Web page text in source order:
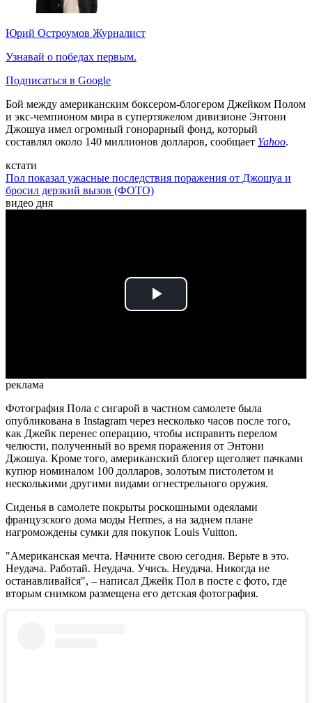
Юрий Остроумов Журналист
Узнавай о победах первым.
Подписаться в Google
Бой между американским боксером-блогером Джейком Полом
и экс-чемпионом мира в супертяжелом дивизионе Энтони
Джошуа имел огромный гонорарный фонд, который
составлял около 140 миллионов долларов, сообщает Yahoo.
кстати
Пол показал ужасные последствия поражения от Джошуа и
бросил дерзкий вызов (ФОТО)
видео дня
Play
реклама
Фотография Пола с сигарой в частном самолете была
опубликована в Instagram через несколько часов после того,
как Джейк перенес операцию, чтобы исправить перелом
челюсти, полученный во время поражения от Энтони
Джошуа. Кроме того, американский блогер щеголяет пачками
купюр номиналом 100 долларов, золотым пистолетом и
несколькими другими видами огнестрельного оружия.
Сиденья в самолете покрыты роскошными одеялами
французского дома моды Hermes, а на заднем плане
нагромождены сумки для покупок Louis Vuitton.
"Американская мечта. Начните свою сегодня. Верьте в это.
Неудача. Работай. Неудача. Учись. Неудача. Никогда не
останавливайся", – написал Джейк Пол в посте с фото, где
вторым снимком размещена его детская фотография.